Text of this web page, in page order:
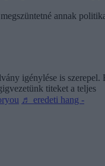
annak
igénylése is szerepel.
titeket a teljes
♬ eredeti hang -